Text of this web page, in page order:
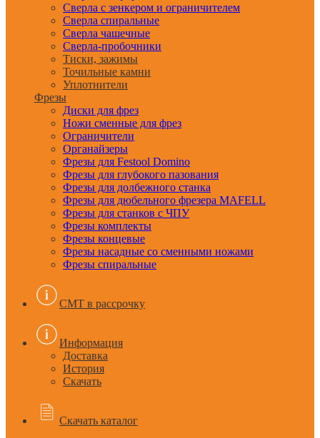
Сверла с зенкером и ограничителем
Сверла спиральные
Сверла чашечные
Сверла-пробочники
Тиски, зажимы
Точильные камни
Уплотнители
Фрезы
Диски для фрез
Ножи сменные для фрез
Ограничители
Органайзеры
Фрезы для Festool Domino
Фрезы для глубокого пазования
Фрезы для долбежного станка
Фрезы для дюбельного фрезера MAFELL
Фрезы для станков с ЧПУ
Фрезы комплекты
Фрезы концевые
Фрезы насадные со сменными ножами
Фрезы спиральные
CMT в рассрочку
Информация
Доставка
История
Скачать
Скачать каталог